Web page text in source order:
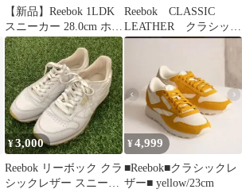
【新品】Reebok 1LDK
スニーカー 28.0cm ホワ
イト
Reebok CLASSIC
LEATHER クラシック
レザー
¥3,000
Reebok リーボック クラ
シックレザー スニーカ
¥4,999
■Reebok■クラシックレ
ザー■ yellow/23cm